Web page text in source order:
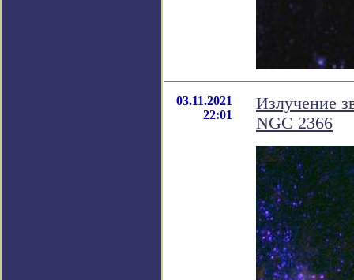
03.11.2021
22:01
Излучение
NGC 2366